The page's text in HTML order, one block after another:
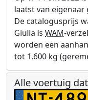
laatst van eigenaar
De catalogusprijs
Giulia is WAM-
worden een
tot 1.600 kg
Alle voertuig